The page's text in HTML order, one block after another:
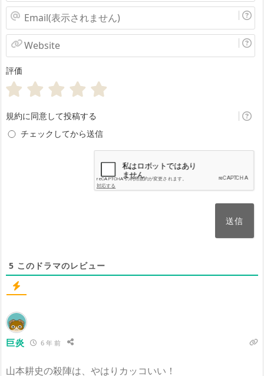
お
名
前
Email(表
示
さ
れ
ま
ん)
Website
評価
規約に同意して投稿する
チェックしてから送信
5 このドラマのレビュー
巨炎 6 年 前
山本耕史の殺陣は、やはりカッコいい！